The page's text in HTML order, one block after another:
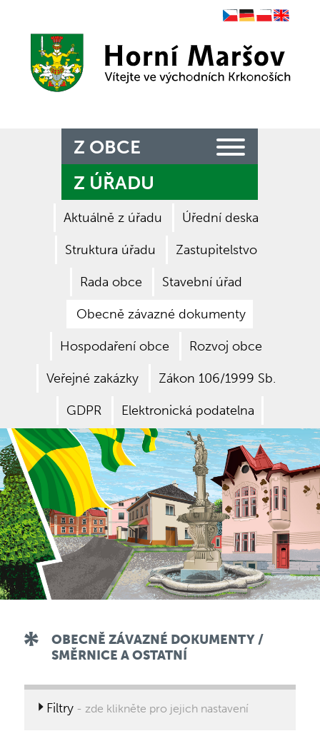
Zpět na titulní stranu
Z OBCE
Z ÚŘADU
Aktuálně z úřadu Úřední deska
Struktura úřadu Zastupitelstvo
Rada obce Stavební úřad
Obecně závazné dokumenty
Hospodaření obce Rozvoj obce
Veřejné zakázky Zákon 106/1999 Sb.
GDPR Elektronická podatelna
OBECNĚ ZÁVAZNÉ DOKUMENTY /
SMĚRNICE A OSTATNÍ
Filtry- zde klikněte pro jejich nastavení